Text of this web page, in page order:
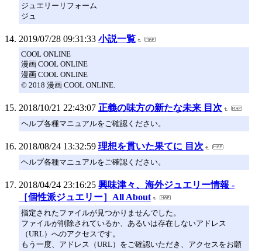
ジュエリーリフォーム
ジュ
2019/07/28 09:31:33 小説一覧
COOL ONLINE
漫画 COOL ONLINE
漫画 COOL ONLINE
© 2018 漫画 COOL ONLINE.
2018/10/21 22:43:07 正義の味方の新たな未来 目次
ヘルプ各種マニュアルをご確認ください。
2018/08/24 13:32:59 理想を貫いた果てに 目次
ヘルプ各種マニュアルをご確認ください。
2018/04/24 23:16:25 興味津々、海外ジュエリー情報 -
［個性派ジュエリー］All About
指定されたファイルが見つかりませんでした。
ファイルが削除されているか、あるいは存在しないアドレス
（URL）へのアクセスです。
もう一度、アドレス（URL）をご確認いただき、アクセスをお願